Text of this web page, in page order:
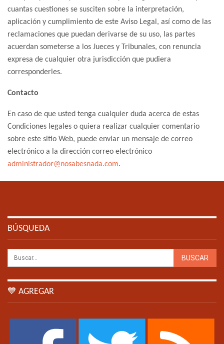
cuantas cuestiones se susciten sobre la interpretación,
aplicación y cumplimiento de este Aviso Legal, así como de las
reclamaciones que puedan derivarse de su uso, las partes
acuerdan someterse a los Jueces y Tribunales, con renuncia
expresa de cualquier otra jurisdicción que pudiera
corresponderles.
Contacto
En caso de que usted tenga cualquier duda acerca de estas
Condiciones legales o quiera realizar cualquier comentario
sobre este sitio Web, puede enviar un mensaje de correo
electrónico a la dirección correo electrónico
administrador@nosabesnada.com.
BÚSQUEDA
💙 AGREGAR